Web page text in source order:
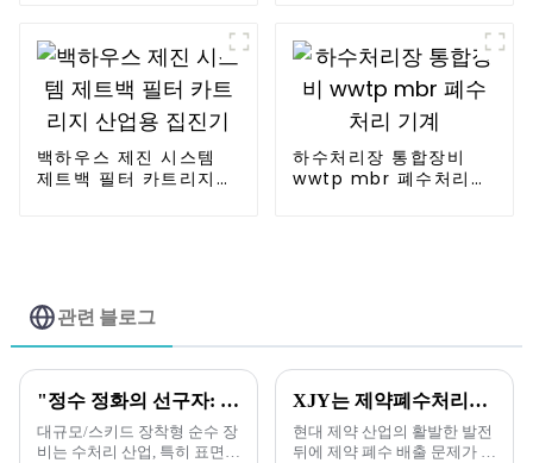
백하우스 제진 시스템
제트백 필터 카트리지
하수처리장 통합장비
wwtp mbr 폐수처리
관련 블로그
"정수 정화의 선구자: 대형 스키드 장착형 순수 장비 - 표면수 정화를 위한 스마트 솔루션"
대규모/스키드 장착형 순수 장
비는 수처리 산업, 특히 표면수
XJY는 제약폐수처리를 선도하며 생태계 건강선을 보호합니다.
현대 제약 산업의 활발한 발전
뒤에 제약 폐수 배출 문제가 점